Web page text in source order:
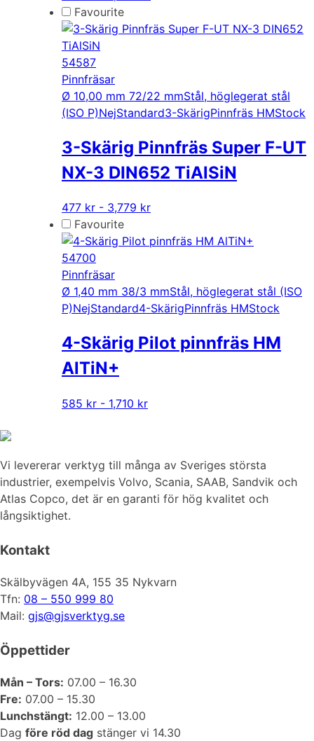
produkten
De
olika
kan
på
Favourite
54587
Pinnfräsar
Ø 10,00 mm 72/22 mmStål, höglegerat stål
(ISO P)NejStandard3-SkärigPinnfräs HMStock
3-Skärig Pinnfräs Super F-UT
NX-3 DIN652 TiAlSiN
477 kr - 3,779 krDen
produkten
varianter.
De
alternativen
Favourite
54700
Pinnfräsar
Ø 1,40 mm 38/3 mmStål, höglegerat stål (ISO
P)NejStandard4-SkärigPinnfräs HMStock
4-Skärig Pilot pinnfräs HM
AlTiN+
585 kr - 1,710 krDen
flera
varianter.
De
på
Vi levererar verktyg till många av Sveriges största
industrier, exempelvis Volvo, Scania, SAAB, Sandvik och
Atlas Copco, det är en garanti för hög kvalitet och
långsiktighet.
Kontakt
Skälbyvägen 4A, 155 35 Nykvarn
Tfn: 08 – 550 999 80
Mail: gjs@gjsverktyg.se
Öppettider
Mån – Tors: 07.00 – 16.30
Fre: 07.00 – 15.30
Lunchstängt: 12.00 – 13.00
Dag före röd dag stänger vi 14.30